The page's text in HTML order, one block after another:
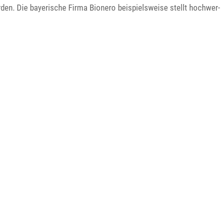
Die baye­ri­sche Firma Bionero beispiels­weise stellt hoch­wer­